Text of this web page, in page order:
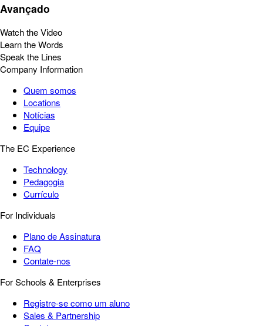
Avançado
Watch the Video
Learn the Words
Speak the Lines
Company Information
Quem somos
Locations
Notícias
Equipe
The EC Experience
Technology
Pedagogia
Currículo
For Individuals
Plano de Assinatura
FAQ
Contate-nos
For Schools & Enterprises
Registre-se como um aluno
Sales & Partnership